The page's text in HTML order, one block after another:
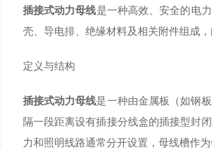
插接式动力母线是一种高效、安全的电
壳、导电排、绝缘材料及相关附件组成
定义与结构
插接式动力母线是一种由金属板（如钢
隔一段距离设有插接分线盒的插接型封
力和照明线路通常分开设置，母线槽作